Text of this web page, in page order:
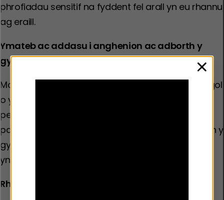
phrofiadau sensitif na fyddent fel arall yn eu rhannu
ag eraill.
Ymateb ac addasu i anghenion ac adborth y
gymuned
Mae gwaith ieuenctid datgysylltiedig yn fwy tebygol
o ymgysylltu â phlant a phobl ifanc sydd mewn
perygl o ddod i gysylltiedig â thrais neu droseddu
pan fydd yn ymateb i’w hanghenion ac anghenion y
gymuned leol, a phan fydd yn cynnwys pobl ifanc
yn y gwaith o gynllunio gweithgareddau.
Rhoi cynlluniau diogelwch ar waith